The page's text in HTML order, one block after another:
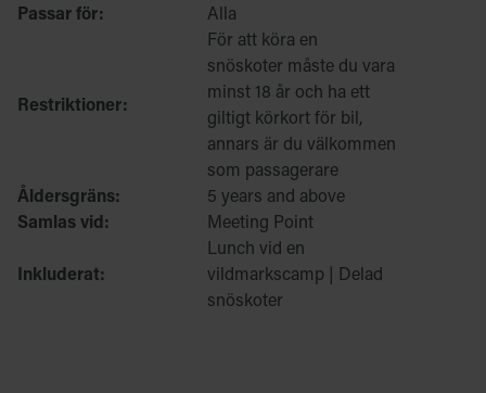
Passar för:
Alla
Restriktioner:
För att köra en
snöskoter måste du vara
minst 18 år och ha ett
giltigt körkort för bil,
annars är du välkommen
som passagerare
Åldersgräns:
5 years and above
Samlas vid:
Meeting Point
Inkluderat:
Lunch vid en
vildmarkscamp | Delad
snöskoter